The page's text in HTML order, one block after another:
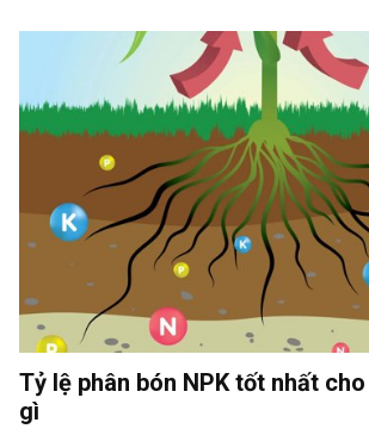
Tỷ lệ phân bón NPK tốt nhất
gì